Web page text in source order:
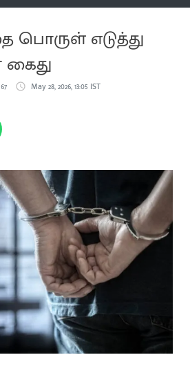
பொருள் எடுத்து
May 28, 2026, 13:05 IST